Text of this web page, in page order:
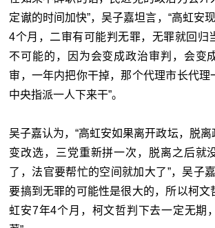
定谳的时间加快”，吴子嘉坦言，“高虹安
4个月，二审有可能判无罪，无罪就回归
不可能的，因为会变成政治审判，会变
审，一年内把你干掉，那个代理市长代理
中央指派一人下来干”。
吴子嘉认为，“高虹安如果离开政坛，脱
变改选，三党重新拼一次，脱离之后就
了，法官要帮忙的空间就加大了”，吴子
要搞到无罪的可能性是很大的，所以柯文
虹安7年4个月，柯文哲判下去一定无期